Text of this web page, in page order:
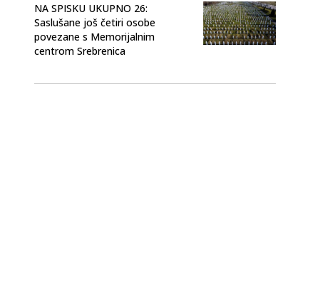
NA SPISKU UKUPNO 26:
Saslušane još četiri osobe
povezane s Memorijalnim
centrom Srebrenica